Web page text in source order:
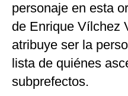
personaje en esta
de Enrique Vílchez
atribuye ser la
lista de quiénes
subprefectos.